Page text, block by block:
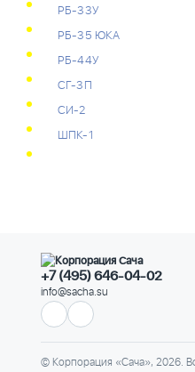
РБ-33У
РБ-35 ЮКА
РБ-44У
СГ-3П
СИ-2
ШПК-1
+7 (495) 646-04-02
info@sacha.su
© Корпорация «Сача», 2026.